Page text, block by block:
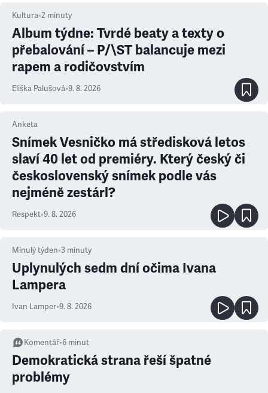
Kultura•2 minuty
Album týdne: Tvrdé beaty a texty o
přebalování – P/\ST balancuje mezi
rapem a rodičovstvím
Eliška Palušová•9. 8. 2026
Anketa
Snímek Vesničko má středisková letos
slaví 40 let od premiéry. Který český či
československý snímek podle vás
nejméně zestárl?
Respekt•9. 8. 2026
Minulý týden•3 minuty
Uplynulých sedm dní očima Ivana
Lampera
Ivan Lamper•9. 8. 2026
Komentář•6 minut
Demokratická strana řeší špatné
problémy